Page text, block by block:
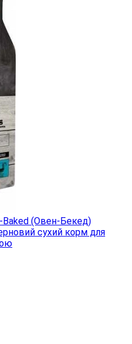
Baked (Овен-Бекед)
сухий корм для